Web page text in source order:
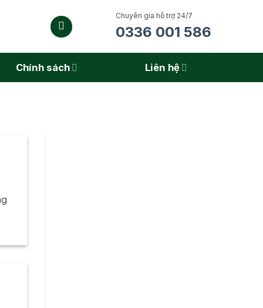
Chuyên gia hỗ trợ 24/7
0336 001 586
Chính sách Liên hệ